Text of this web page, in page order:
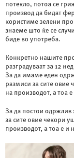
потекло, потоа се
производ да бидат
користиме зелени
знаеме што ќе се
биде во употреба.
Конкретно нашите
разградуваат за 12
За да имаме еден
размиси за сите овие
на производот, а тоа
За да постои одржлив
за сите овие чекори
производот, а тоа е и